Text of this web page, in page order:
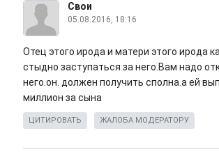
Свои
05.08.2016, 18:16
Отец этого ирода и матери этого ирода
стыдно заступаться за него.Вам надо
него.он. должен получить сполна.а ей
миллион за сына
ЦИТИРОВАТЬ ЖАЛОБА МОДЕРАТОРУ